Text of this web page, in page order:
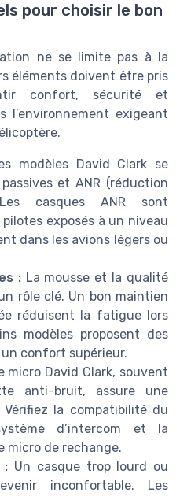
pour choisir le bon
ne se limite pas à la
éléments doivent être pris
confort, sécurité et
l’environnement exigeant
modèles David Clark se
et ANR (réduction
casques ANR sont
exposés à un niveau
dans les avions légers ou
:La mousse et la qualité
rôle clé. Un bon maintien
réduisent la fatigue lors
modèles proposent des
confort supérieur.
micro David Clark, souvent
anti-bruit, assure une
la compatibilité du
d’intercom et la
micro de rechange.
: Un casque trop lourd ou
inconfortable. Les